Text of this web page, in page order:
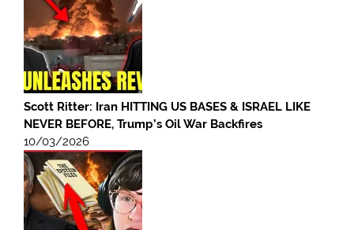
Scott Ritter: Iran HITTING US BASES & ISRAEL LIKE
NEVER BEFORE, Trump’s Oil War Backfires
10/03/2026